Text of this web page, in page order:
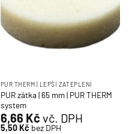
PUR THERM | LEPŠÍ ZATEPLENÍ
PUR zátka | 65 mm | PUR THERM
system
6,66 Kč vč. DPH
5,50Kč bez DPH